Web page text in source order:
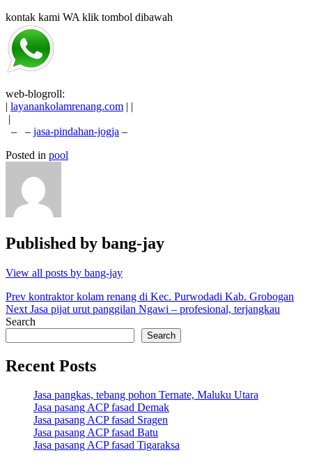
kontak kami WA klik tombol dibawah
web-blogroll:
| layanankolamrenang.com | |
|
– – jasa-pindahan-jogja –
Posted in pool
Published by bang-jay
View all posts by bang-jay
Post
navigation
Prev kontraktor kolam renang di Kec. Purwodadi Kab. Grobogan
Next Jasa pijat urut panggilan Ngawi – profesional, terjangkau
Search
Search
Recent Posts
Jasa pangkas, tebang pohon Ternate, Maluku Utara
Jasa pasang ACP fasad Demak
Jasa pasang ACP fasad Sragen
Jasa pasang ACP fasad Batu
Jasa pasang ACP fasad Tigaraksa